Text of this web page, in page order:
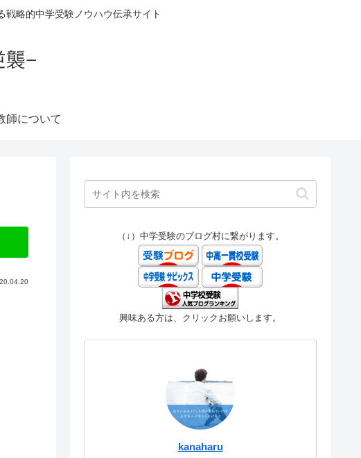
略的中学受験ノウハウ伝承サイト
襲−
師について
（↓）中学受験のブログ村に繋がります。
興味ある方は、クリックお願いします。
kanaharu